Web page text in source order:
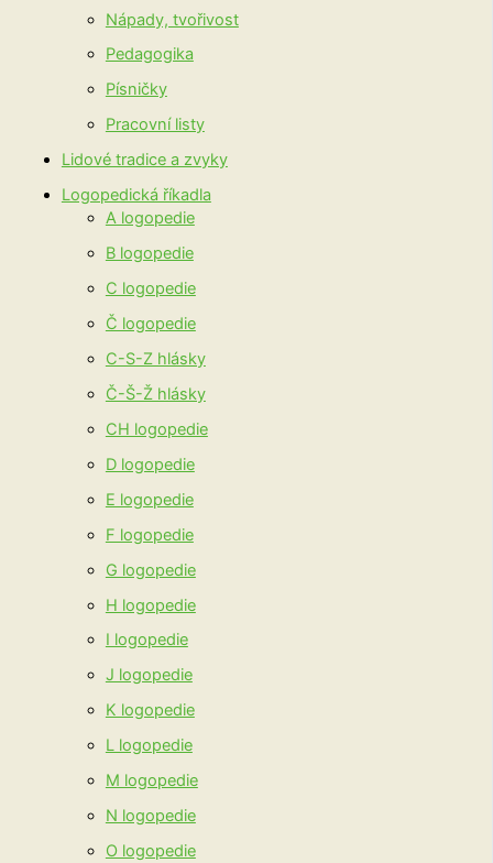
Nápady, tvořivost
Pedagogika
Písničky
Pracovní listy
Lidové tradice a zvyky
Logopedická říkadla
A logopedie
B logopedie
C logopedie
Č logopedie
C-S-Z hlásky
Č-Š-Ž hlásky
CH logopedie
D logopedie
E logopedie
F logopedie
G logopedie
H logopedie
I logopedie
J logopedie
K logopedie
L logopedie
M logopedie
N logopedie
O logopedie